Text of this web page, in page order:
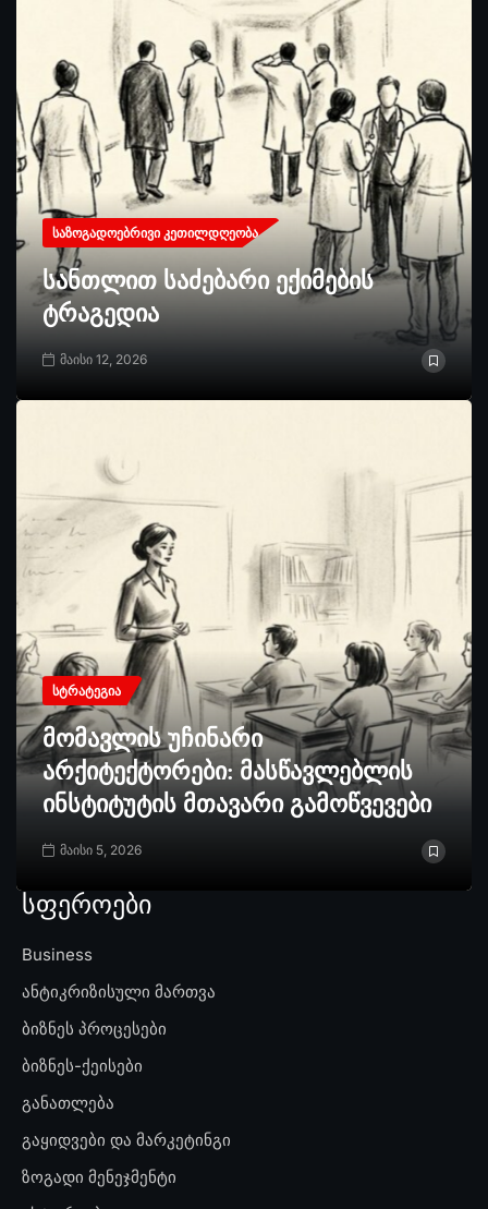
ᲡᲐᲖᲝᲒᲐᲓᲝᲔᲑᲠᲘᲕᲘ ᲙᲔᲗᲘᲚᲓᲦᲔᲝᲑᲐ
სანთლით საძებარი ექიმების
ტრაგედია
მაისი 12, 2026
ᲡᲢᲠᲐᲢᲔᲒᲘᲐ
მომავლის უჩინარი
არქიტექტორები: მასწავლებლის
ინსტიტუტის მთავარი გამოწვევები
მაისი 5, 2026
სფეროები
Business
ანტიკრიზისული მართვა
ბიზნეს პროცესები
ბიზნეს-ქეისები
განათლება
გაყიდვები და მარკეტინგი
ზოგადი მენეჯმენტი